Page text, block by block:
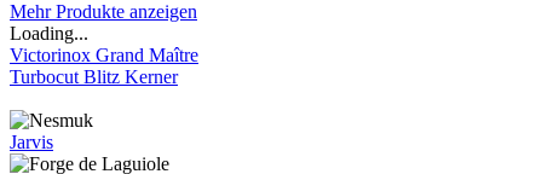
Mehr Produkte anzeigen
Loading...
Victorinox Grand Maître
Turbocut Blitz Kerner
Jarvis